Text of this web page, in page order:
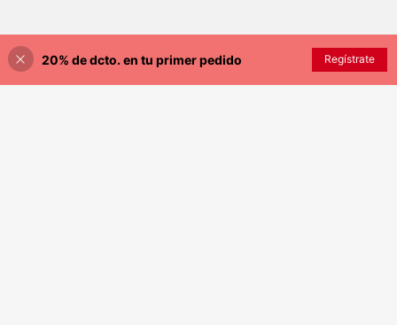
¡3% DE DESCUENTO! AÑADIR A LA BOLSA
20% de dcto. en tu primer pedido Regístrate